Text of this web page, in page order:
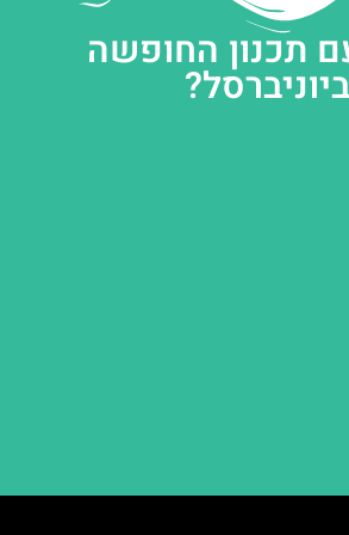
תכנון החופשה
ביוניברסל?